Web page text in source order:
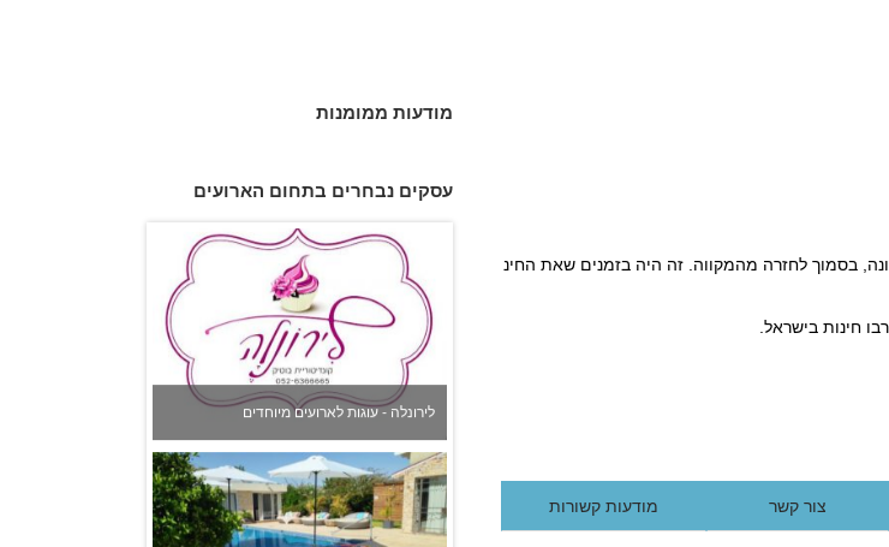
בסמוך לחזרה מהמקווה. זה היה בזמנים שאת החינ
חינות בישראל.
צור קשר מודעות קשורות
מודעות ממומנות
עסקים נבחרים בתחום הארועים
לירונלה - עוגות לארועים מיוחדים
וילה בזרימה במושב שדה יצחק
D.J. Dudu די.ג'י. דודו